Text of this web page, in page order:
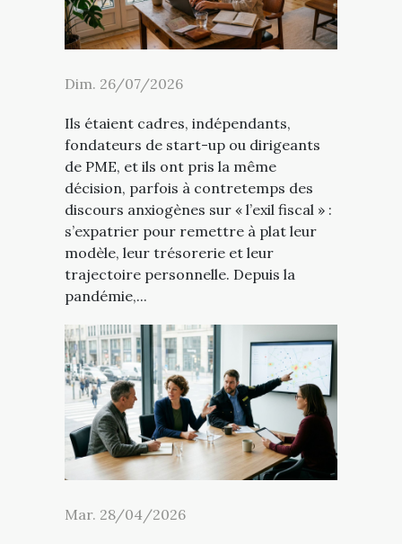
Dim. 26/07/2026
Ils étaient cadres, indépendants,
fondateurs de start-up ou dirigeants
de PME, et ils ont pris la même
décision, parfois à contretemps des
discours anxiogènes sur « l’exil fiscal » :
s’expatrier pour remettre à plat leur
modèle, leur trésorerie et leur
trajectoire personnelle. Depuis la
pandémie,...
Mar. 28/04/2026